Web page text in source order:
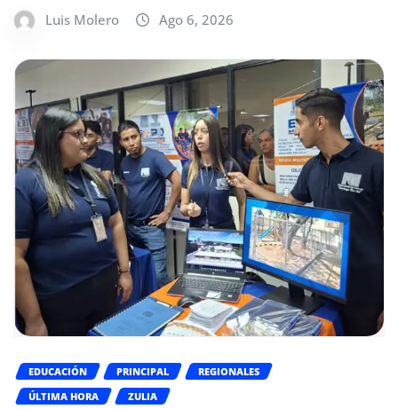
Luis Molero Ago 6, 2026
EDUCACIÓN PRINCIPAL
REGIONALES
ÚLTIMA HORA
ZULIA